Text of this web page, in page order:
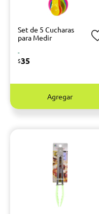
Set de 5 Cucharas
para Medir
-
$35
Agregar